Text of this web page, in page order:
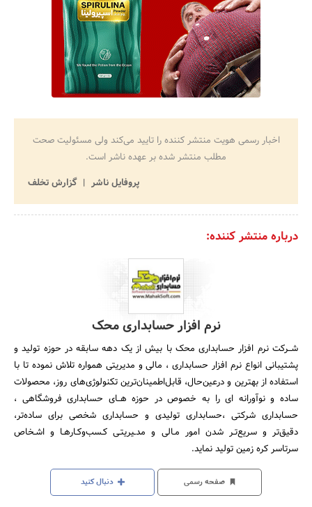
اخبار رسمی هویت منتشر کننده را تایید می‌کند ولی مسئولیت صحت
مطلب منتشر شده بر عهده ناشر است.
پروفایل ناشر
گزارش تخلف
درباره منتشر کننده:
نرم افزار حسابداری محک
شــرکت نرم افزار حسابداری محک با بیش از یک دهه سابقه در حوزه تولید و
پشتیبانی انواع نرم افزار حسابداری ، مالی و مدیریتی همواره تلاش نموده تا با
استفاده از بهترین و درعین‌حال، قابل‌اطمینان‌ترین تکنولوژی‌های روز، محصولات
ساده و نوآورانه ای را به خصوص در حوزه هــای حسابداری فروشگاهی ،
حسابداری شرکتی ،حسابداری تولیدی و حسابداری شخصی برای ساده‌تر،
دقیق‌تر و سریع‌تـر شدن امور مـالی و مدـیریتـی کـسب‌وکـارهـا و اشـخاص
سرتاسر کره زمین تولید نماید.
صفحه رسمی دنبال کنید